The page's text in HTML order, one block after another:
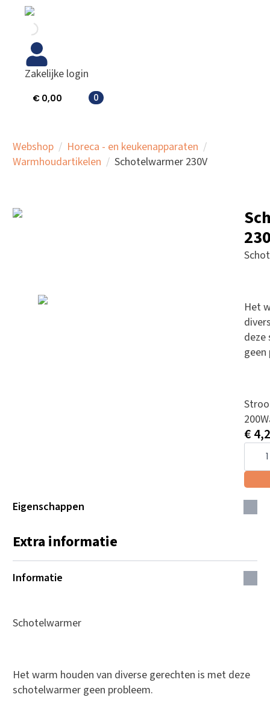
Zakelijke login
€ 0,00 0
Webshop
Horeca - en keukenapparaten
Warmhoudartikelen
Schotelwarmer 230V
Het
deze
geen
€
230V
Eigenschappen
Extra informatie
Informatie
Schotelwarmer
Het warm houden van diverse gerechten is met deze
schotelwarmer geen probleem.